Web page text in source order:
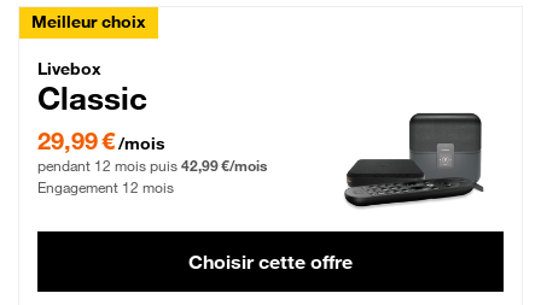
Meilleur choix
Livebox Classic Fibre
Livebox
Classic
29,99 € par mois pendant 12 mois puis 42,99 € par mois, Engagement 12 mois
29,99 €/mois
pendant 12 mois puis 42,99 €/mois
Engagement 12 mois
Choisir cette offre